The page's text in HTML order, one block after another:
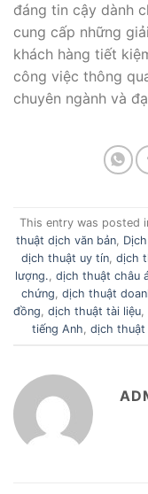
đáng tin cậy dành
cung cấp những
khách hàng tiết
công việc thông
chuyên ngành và
This entry was posted
thuật dịch văn bản
dịch thuật uy tín dịch
lượng. dịch thuật châu
chứng dịch thuật
đồng dịch thuật tài liệu
tiếng Anh dịch thuật